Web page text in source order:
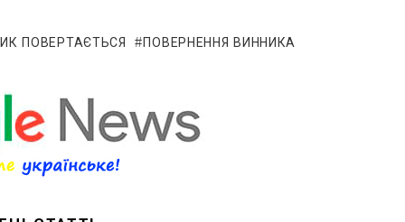
ПОВЕРТАЄТЬСЯ ПОВЕРНЕННЯ ВИННИКА